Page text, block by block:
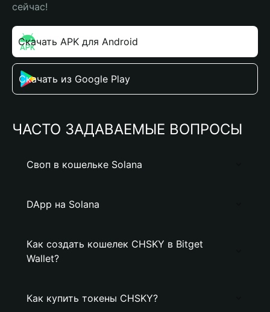
сейчас!
Скачать APK для Android
Скачать из Google Play
ЧАСТО ЗАДАВАЕМЫЕ ВОПРОСЫ
Своп в кошельке Solana
DApp на Solana
Как создать кошелек CHSKY в Bitget
Wallet?
Как купить токены CHSKY?